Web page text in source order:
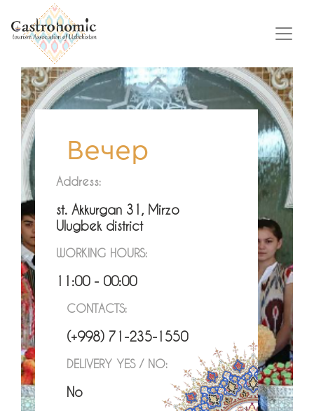
Вечер
Address:
st. Akkurgan 31, Mirzo
Ulugbek district
WORKING HOURS:
11:00 - 00:00
CONTACTS:
(+998) 71-235-1550
DELIVERY YES / NO:
No